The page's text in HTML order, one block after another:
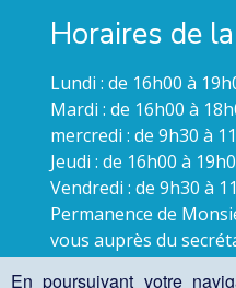
En poursuivant votre
Horaires de
Lundi : de 16h00 à
Mardi : de 16h00 à
mercredi : de 9h30 à
Jeudi : de 16h00 à
Vendredi : de 9h30 à
Permanence de
vous auprès du